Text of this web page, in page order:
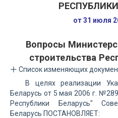
от 31 июля
Вопросы
строительства
Список изменяющих
В целях реализации
Беларусь от 5 мая 2006 г.
Республики Беларусь"
Беларусь ПОСТАНОВЛЯЕТ: